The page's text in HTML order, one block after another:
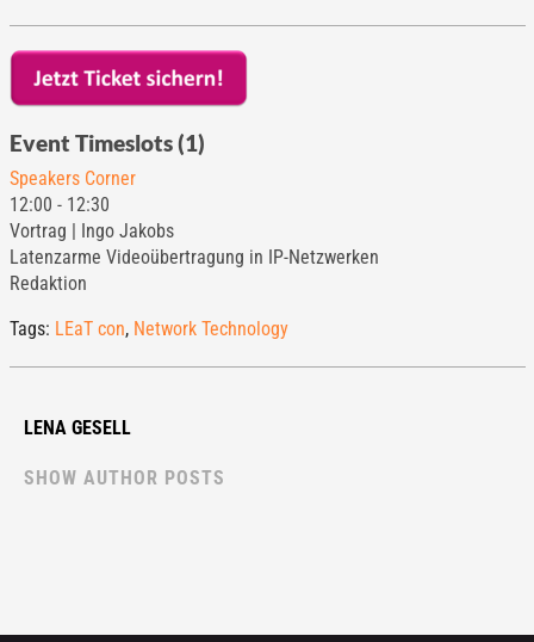
Event Timeslots (1)
Speakers Corner
12:00 - 12:30
Vortrag | Ingo Jakobs
Latenzarme Videoübertragung in IP-Netzwerken
Redaktion
Tags: LEaT con, Network Technology
LENA GESELL
SHOW AUTHOR POSTS